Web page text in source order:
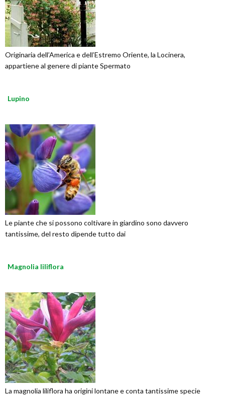
Originaria dell’America e dell’Estremo Oriente, la Locinera,
appartiene al genere di piante Spermato
Lupino
Le piante che si possono coltivare in giardino sono davvero
tantissime, del resto dipende tutto dai
Magnolia liliflora
La magnolia liliflora ha origini lontane e conta tantissime specie